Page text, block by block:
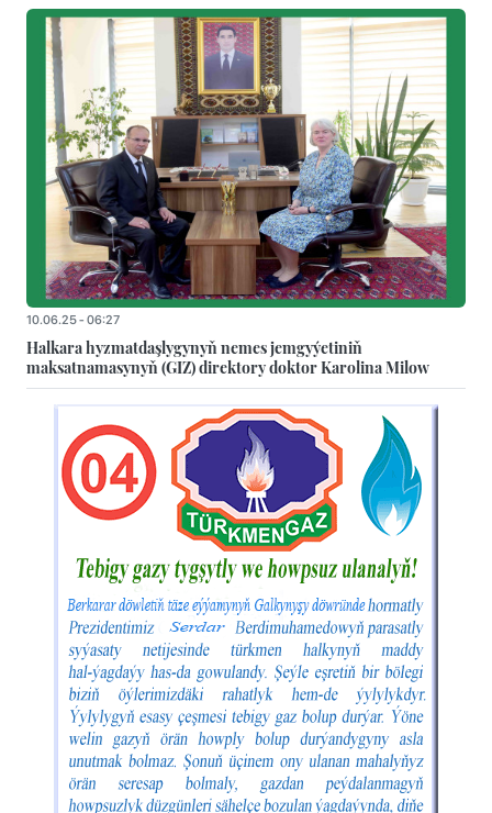
10.06.25 - 06:27
Halkara hyzmatdaşlygynyň nemes jemgyýetiniň
maksatnamasynyň (GIZ) direktory doktor Karolina Milow